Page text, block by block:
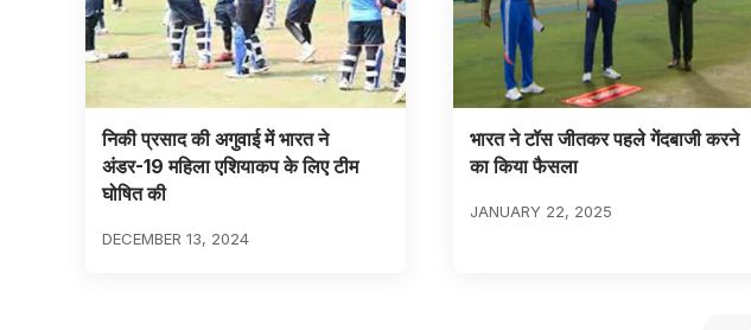
निकी प्रसाद की अगुवाई में भारत ने
अंडर-19 महिला एशियाकप के लिए टीम
घोषित की
DECEMBER 13, 2024
भारत ने टॉस जीतकर पहले गेंदबाजी करने
का किया फैसला
JANUARY 22, 2025